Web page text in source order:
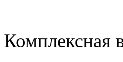
Комплексная